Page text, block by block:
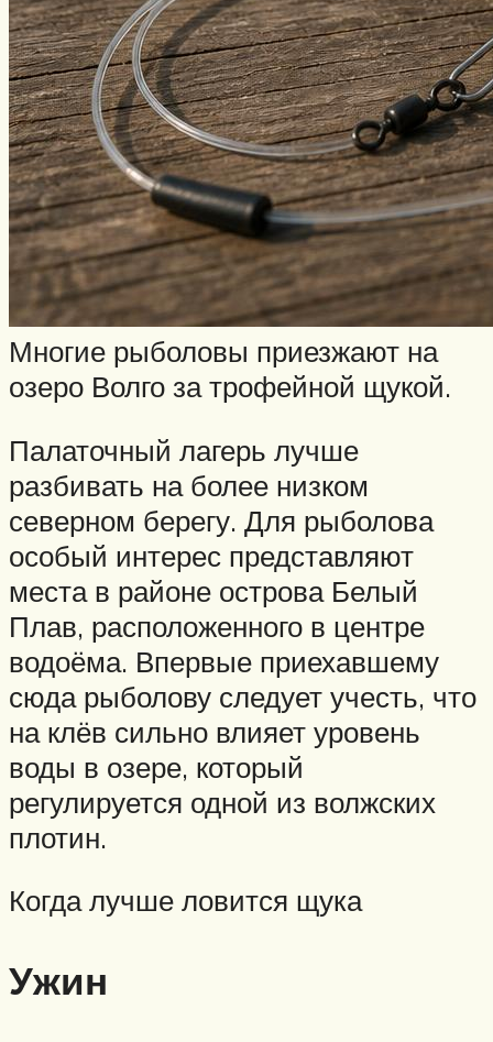
Многие рыболовы приезжают на
озеро Волго за трофейной щукой.
Палаточный лагерь лучше
разбивать на более низком
северном берегу. Для рыболова
особый интерес представляют
места в районе острова Белый
Плав, расположенного в центре
водоёма. Впервые приехавшему
сюда рыболову следует учесть, что
на клёв сильно влияет уровень
воды в озере, который
регулируется одной из волжских
плотин.
Когда лучше ловится щука
Ужин